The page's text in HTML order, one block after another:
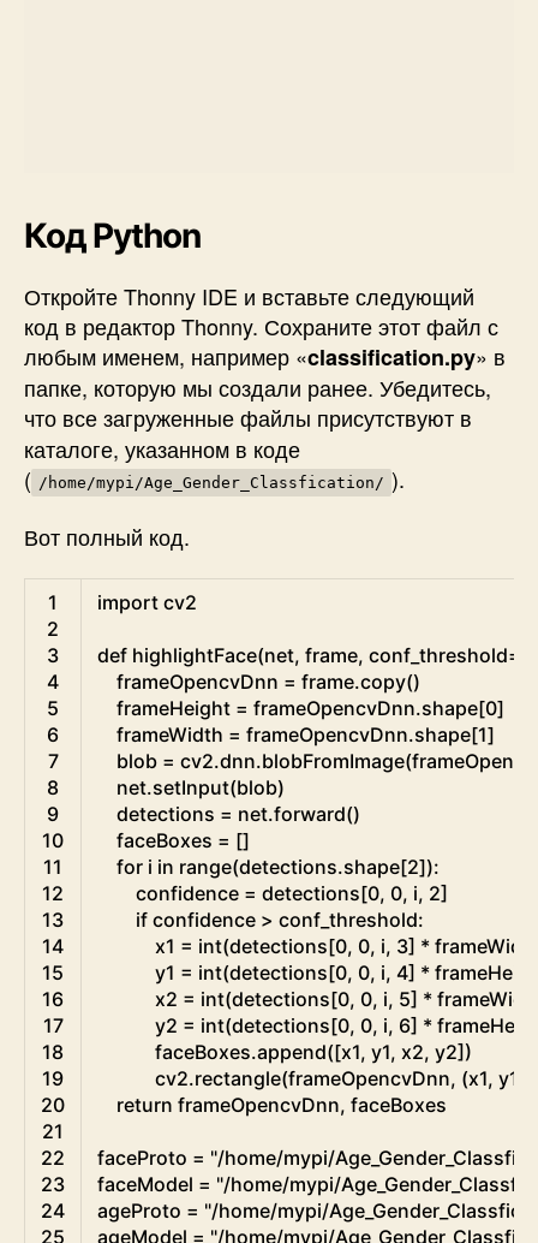
Код Python
ОткройтеThonny IDE и вставьте следующий
код в редактор Thonny. Сохраните этот файл с
любым именем, например «classification.py» в
папке, которую мы создали ранее. Убедитесь,
что все загруженные файлы присутствуют в
каталоге, указанном в коде
( /home/mypi/Age_Gender_Classfication/ ).
Вот полный код.
1
2
3
4
5
6
7
8
9
10
11
12
13
14
15
16
17
18
19
20
21
22
23
24
25
import cv2
def highlightFace(net, frame, conf_threshold=
frameOpencvDnn = frame.copy()
frameHeight = frameOpencvDnn.shape[0]
frameWidth = frameOpencvDnn.shape[1]
blob = cv2.dnn.blobFromImage(
net.setInput(blob)
detections = net.forward()
faceBoxes = []
for i in range(detections.shape[2]):
confidence = detections[0, 0, i, 2]
if confidence > conf_threshold:
x1 = int(detections[0, 0, i, 3] *
y1 = int(detections[0, 0, i, 4] *
x2 = int(detections[0, 0, i, 5] *
y2 = int(detections[0, 0, i, 6] *
faceBoxes.append([x1, y1, x2, y2])
cv2.rectangle(frameOpencvDnn, (x1, y1
return frameOpencvDnn, faceBoxes
faceProto = "/home/mypi/
faceModel = "/home/mypi/
ageProto = "/home/mypi/
ageModel = "/home/mypi/